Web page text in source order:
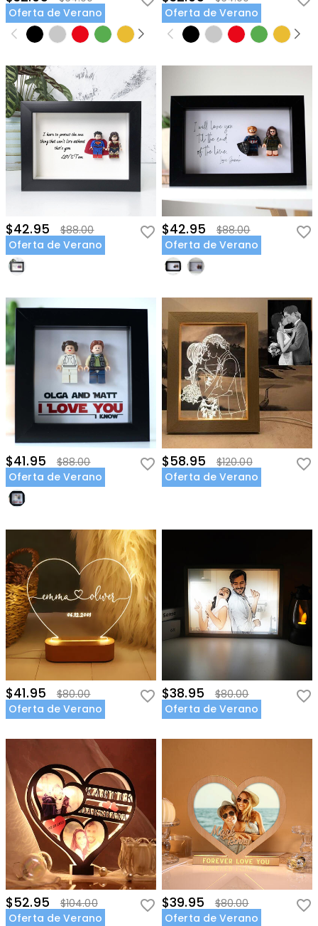
Oferta de Verano
Oferta de Verano
$42.95
$88.00
Oferta de Verano
$42.95
$88.00
Oferta de Verano
$41.95
$88.00
Oferta de Verano
$58.95
$120.00
Oferta de Verano
$41.95
$80.00
Oferta de Verano
$38.95
$80.00
Oferta de Verano
$52.95
$104.00
Oferta de Verano
$39.95
$80.00
Oferta de Verano